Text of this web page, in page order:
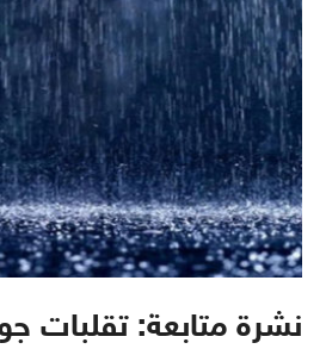
نشرة متابعة: تقلبات